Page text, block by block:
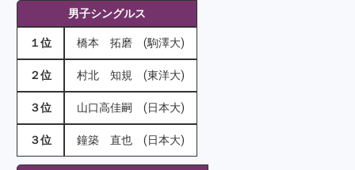
男子シングルス
１位 橋本 拓磨 (駒澤大)
２位 村北 知規 (東洋大)
３位 山口高佳嗣 (日本大)
３位 鐘築 直也 (日本大)